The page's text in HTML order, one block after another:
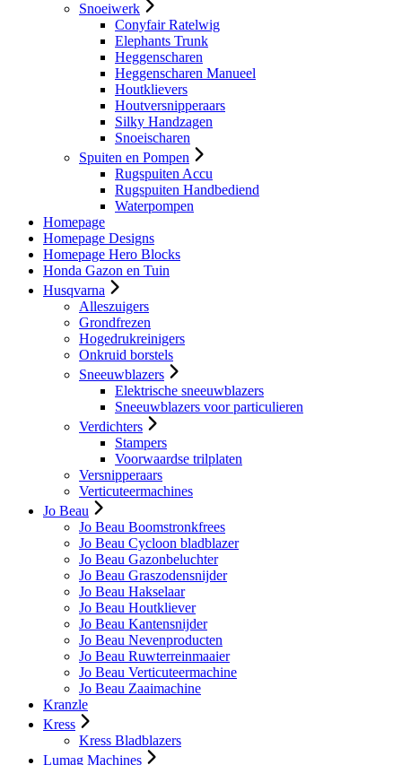
Snoeiwerk
Conyfair Ratelwig
Elephants Trunk
Heggenscharen
Heggenscharen Manueel
Houtklievers
Houtversnipperaars
Silky Handzagen
Snoeischaren
Spuiten en Pompen
Rugspuiten Accu
Rugspuiten Handbediend
Waterpompen
Homepage
Homepage Designs
Homepage Hero Blocks
Honda Gazon en Tuin
Husqvarna
Alleszuigers
Grondfrezen
Hogedrukreinigers
Onkruid borstels
Sneeuwblazers
Elektrische sneeuwblazers
Sneeuwblazers voor particulieren
Verdichters
Stampers
Voorwaardse trilplaten
Versnipperaars
Verticuteermachines
Jo Beau
Jo Beau Boomstronkfrees
Jo Beau Cycloon bladblazer
Jo Beau Gazonbeluchter
Jo Beau Graszodensnijder
Jo Beau Hakselaar
Jo Beau Houtkliever
Jo Beau Kantensnijder
Jo Beau Nevenproducten
Jo Beau Ruwterreinmaaier
Jo Beau Verticuteermachine
Jo Beau Zaaimachine
Kranzle
Kress
Kress Bladblazers
Lumag Machines